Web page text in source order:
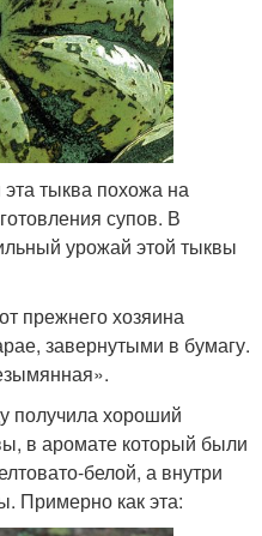
тыква похожа на
супов. В
урожай этой тыквы
прежнего хозяина
завернутыми в бумагу.
получила хороший
в аромате который были
белой, а внутри
Примерно как эта: